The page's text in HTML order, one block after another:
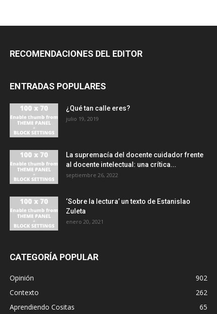
RECOMENDACIONES DEL EDITOR
ENTRADAS POPULARES
¿Qué tan calle eres?
julio 19, 2019
La supremacía del docente cuidador frente
al docente intelectual: una crítica...
septiembre 26, 2022
‘Sobre la lectura’ un texto de Estanislao
Zuleta
enero 20, 2021
CATEGORÍA POPULAR
Opinión
902
Contexto
262
Aprendiendo Cositas
65